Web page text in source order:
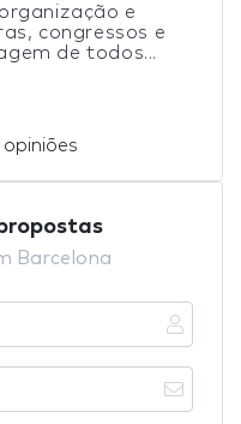
e
congressos e
de todos...
opiniões
Barcelona